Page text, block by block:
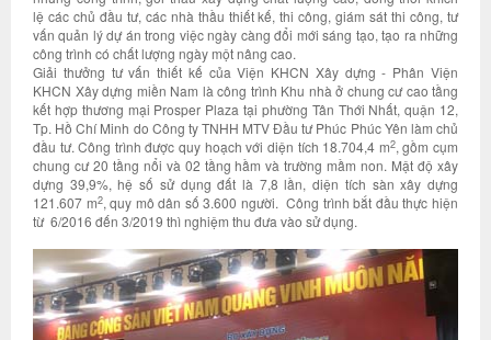
lệ các chủ đầu tư, các nhà thầu thiết kế, thi công, giám sát thi công, tư
vấn quản lý dự án trong việc ngày càng đổi mới sáng tạo, tạo ra những
công trình có chất lượng ngày một nâng cao.
Giải thưởng tư vấn thiết kế của Viện KHCN Xây dựng - Phân Viện
KHCN Xây dựng miền Nam là công trình Khu nhà ở chung cư cao tầng
kết hợp thương mại Prosper Plaza tại phường Tân Thới Nhất, quận 12,
Tp. Hồ Chí Minh do Công ty TNHH MTV Đầu tư Phúc Phúc Yên làm chủ
đầu tư. Công trình được quy hoạch với diện tích 18.704,4 m2, gồm cụm
chung cư 20 tầng nổi và 02 tầng hầm và trường mầm non. Mật độ xây
dựng 39,9%, hệ số sử dụng đất là 7,8 lần, diện tích sàn xây dựng
121.607 m2, quy mô dân số 3.600 người. Công trình bắt đầu thực hiện
từ 6/2016 đến 3/2019 thì nghiệm thu đưa vào sử dụng.